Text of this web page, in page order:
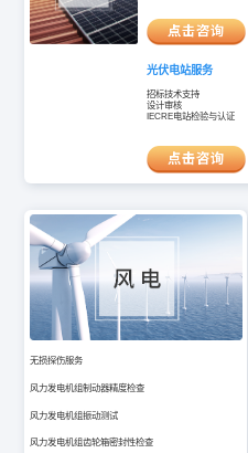
光伏电站服务
招标技术支持
设计审核
IECRE电站检验与认证
无损探伤服务
风力发电机组制动器精度检查
风力发电机组振动测试
风力发电机组齿轮箱密封性检查